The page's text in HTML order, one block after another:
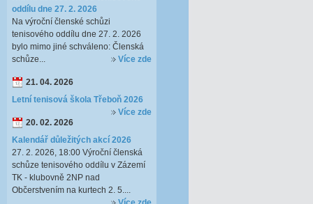
oddílu dne 27. 2. 2026
Na výroční členské schůzi
tenisového oddílu dne 27. 2. 2026
bylo mimo jiné schváleno: Členská
schůze...
Více zde
21. 04. 2026
Letní tenisová škola Třeboň 2026
Více zde
20. 02. 2026
Kalendář důležitých akcí 2026
27. 2. 2026, 18:00 Výroční členská
schůze tenisového oddílu v Zázemí
TK - klubovně 2NP nad
Občerstvením na kurtech 2. 5....